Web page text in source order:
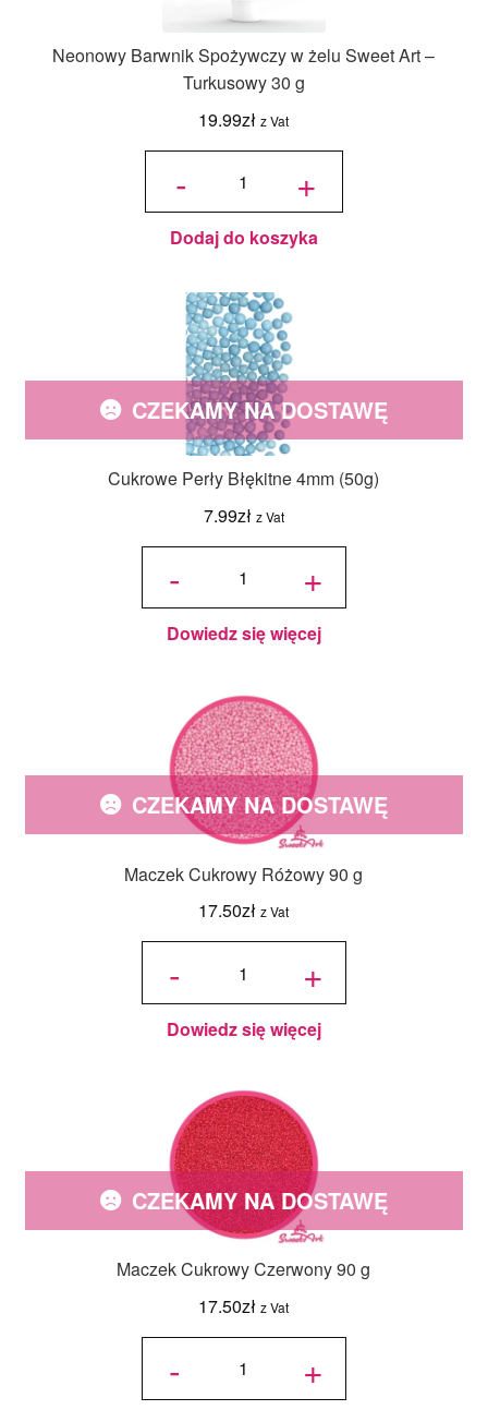
Neonowy Barwnik Spożywczy w żelu Sweet Art –
Turkusowy 30 g
19.99zł z Vat
-
ilość
Spożywczy
w żelu
Sweet Art -
Turkusowy
30 g
+
Dodaj do koszyka
Cukrowe Perły Błękitne 4mm (50g)
7.99zł z Vat
CZEKAMY NA DOSTAWĘ
-
ilość
Błękitne
4mm +
Dowiedz się więcej
Maczek Cukrowy Różowy 90 g
17.50zł z Vat
CZEKAMY NA DOSTAWĘ
-
ilość
Różowy
90 g +
Dowiedz się więcej
Maczek Cukrowy Czerwony 90 g
17.50zł z Vat
CZEKAMY NA DOSTAWĘ
-
ilość
Czerwony
90 g +